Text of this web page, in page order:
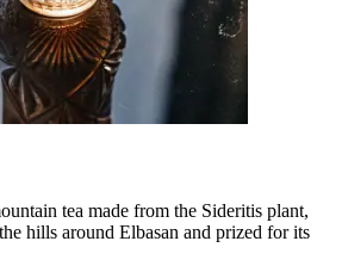
tea made from the Sideritis plant,
hills around Elbasan and prized for its